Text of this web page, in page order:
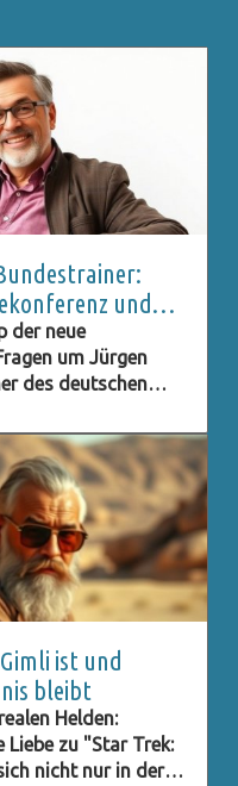
und
der neue
um Jürgen
des deutschen
dieser Schritt
für seinen
und seine Erfolge
einen
Teams zu
Diese
und eine
den Anhängern.
bedeutete Am
wird die DFB-
und Fans haben
ist und
bleibt
Helden:
Liebe zu "Star Trek:
nicht nur in der